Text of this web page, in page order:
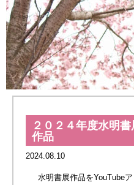
２０２４年度水明
作品
2024.08.10
水明書展作品をYouTube